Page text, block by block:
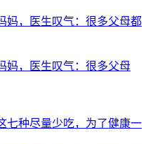
妈，医生叹气：很多父母都
妈，医生叹气：很多父母